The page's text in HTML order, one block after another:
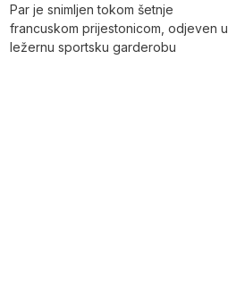
Par je snimljen tokom šetnje
francuskom prijestonicom, odjeven u
ležernu sportsku garderobu